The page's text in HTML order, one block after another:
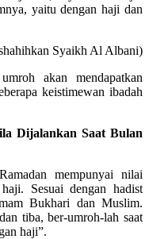
yaitu dengan haji dan
Syaikh Al Albani)
akan mendapatkan
keistimewan ibadah
Dijalankan Saat Bulan
mempunyai nilai
Sesuai dengan hadist
Bukhari dan Muslim.
tiba, ber-umroh-lah saat
haji”.